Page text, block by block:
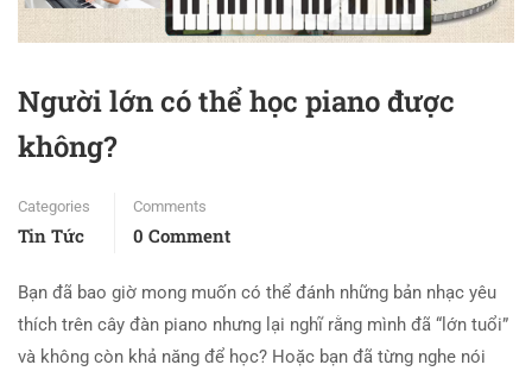
Người lớn có thể học piano được
không?
Categories
Tin Tức
Comments
0 Comment
Bạn đã bao giờ mong muốn có thể đánh những bản nhạc yêu
thích trên cây đàn piano nhưng lại nghĩ rằng mình đã “lớn tuổi”
và không còn khả năng để học? Hoặc bạn đã từng nghe nói